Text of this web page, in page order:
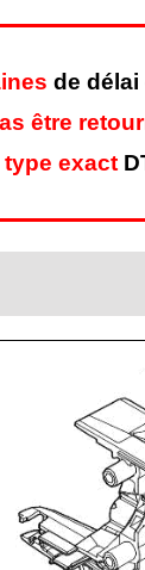
de
être
exact